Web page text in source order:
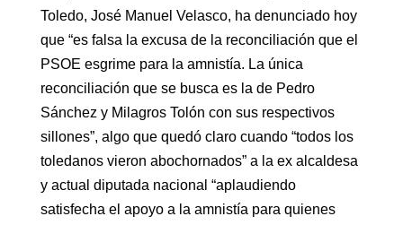
Toledo, José Manuel Velasco, ha denunciado hoy
que “es falsa la excusa de la reconciliación que el
PSOE esgrime para la amnistía. La única
reconciliación que se busca es la de Pedro
Sánchez y Milagros Tolón con sus respectivos
sillones”, algo que quedó claro cuando “todos los
toledanos vieron abochornados” a la ex alcaldesa
y actual diputada nacional “aplaudiendo
satisfecha el apoyo a la amnistía para quienes